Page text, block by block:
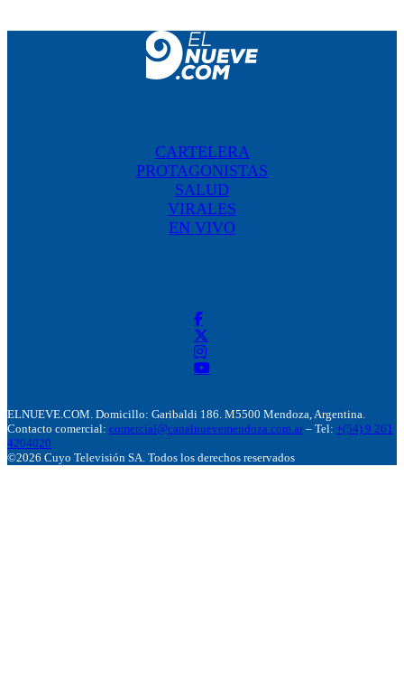
CARTELERA
PROTAGONISTAS
SALUD
VIRALES
EN VIVO
ELNUEVE.COM. Domicillo: Garibaldi 186. M5500 Mendoza, Argentina.
Contacto comercial: comercial@canalnuevemendoza.com.ar – Tel: +(54) 9 261
4204020
©2026 Cuyo Televisión SA. Todos los derechos reservados